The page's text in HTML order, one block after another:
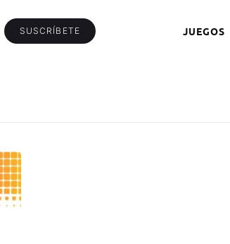
SUSCRÍBETE JUEGOS